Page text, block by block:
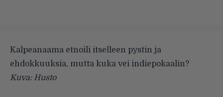
Kalpeanaama etnoili itselleen pystin ja
ehdokkuuksia, mutta kuka vei indiepokaalin?
Kuva: Husto